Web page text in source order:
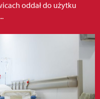
oddał do użytku